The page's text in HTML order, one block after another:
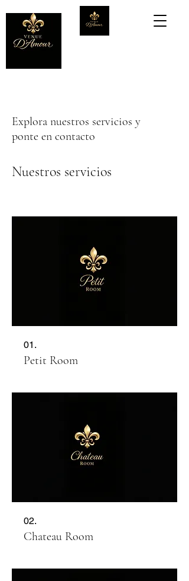
Explora nuestros servicios y
ponte en contacto
Nuestros servicios
01.
Petit Room
02.
Chateau Room